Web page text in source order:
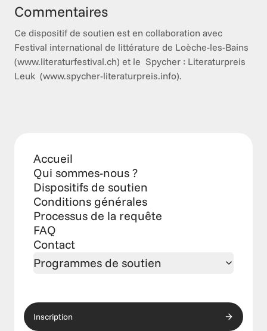
Commentaires
Ce dispositif de soutien est en collaboration avec
Festival international de littérature de Loèche-les-Bains
(www.literaturfestival.ch) et le  Spycher : Literaturpreis
Leuk  (www.spycher-literaturpreis.info).
Accueil
Qui sommes-nous ?
Dispositifs de soutien
Conditions générales
Processus de la requête
FAQ
Contact
Programmes de soutien
Inscription